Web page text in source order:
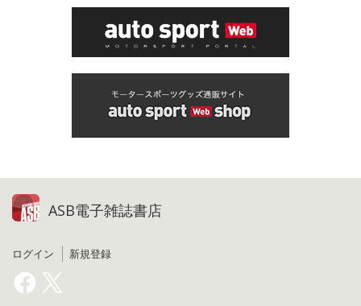
ASB電子雑誌書店
ログイン 新規登録